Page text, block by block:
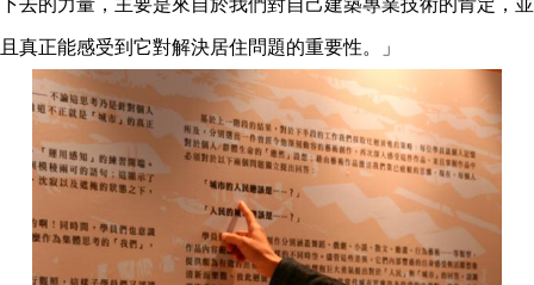
下去的力量，主要是來自於我們對自己建築專業技術的肯定，並
且真正能感受到它對解決居住問題的重要性。」